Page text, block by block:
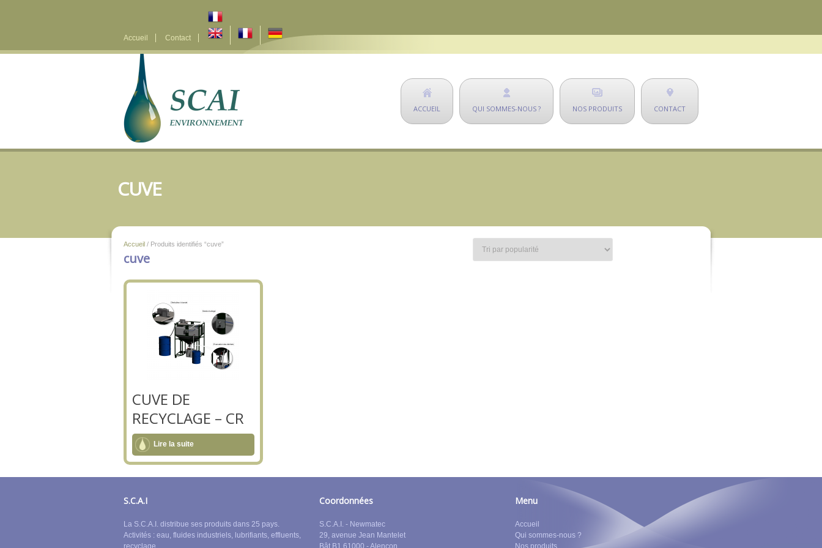
Accueil Contact
ACCUEIL QUI SOMMES-NOUS ? NOS PRODUITS CONTACT
CUVE
Accueil / Produits identifiés “cuve”
cuve
CUVE DE
RECYCLAGE – CR
Lire la suite
S.C.A.I
La S.C.A.I. distribue ses produits dans 25 pays.
Activités : eau, fluides industriels, lubrifiants, effluents,
recyclage
Coordonnées
S.C.A.I. - Newmatec
29, avenue Jean Mantelet
Bât B1 61000 - Alençon
Menu
Accueil
Qui sommes-nous ?
Nos produits